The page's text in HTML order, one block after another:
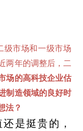
级市场和一级市场
两年的调整后，二
场的高科技企业估
制造领域的良好时
法？
是挺贵的，